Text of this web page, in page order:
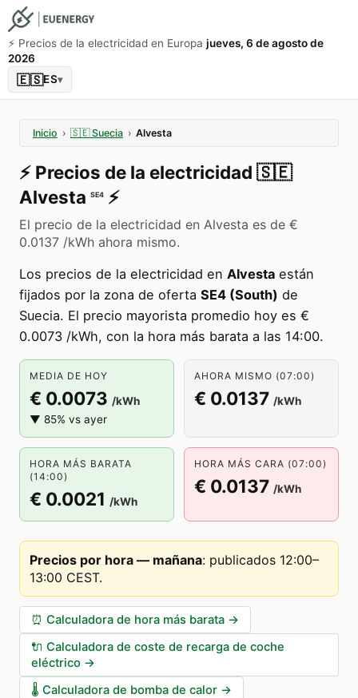
⚡️ Precios de la electricidad en Europa jueves, 6 de agosto de
2026
🇪🇸ES▾
Inicio › 🇸🇪 Suecia › Alvesta
⚡️ Precios de la electricidad 🇸🇪
Alvesta SE4 ⚡️
El precio de la electricidad en Alvesta es de €
0.0137 /kWh ahora mismo.
Los precios de la electricidad en Alvesta están
fijados por la zona de oferta SE4 (South) de
Suecia. El precio mayorista promedio hoy es €
0.0073 /kWh, con la hora más barata a las 14:00.
MEDIA DE HOY
€ 0.0073 /kWh
▼ 85% vs ayer
AHORA MISMO (07:00)
€ 0.0137 /kWh
HORA MÁS BARATA
(14:00)
€ 0.0021 /kWh
HORA MÁS CARA (07:00)
€ 0.0137 /kWh
Precios por hora — mañana: publicados 12:00–
13:00 CEST.
⏰ Calculadora de hora más barata →
🔌 Calculadora de coste de recarga de coche
eléctrico →
🌡️ Calculadora de bomba de calor →